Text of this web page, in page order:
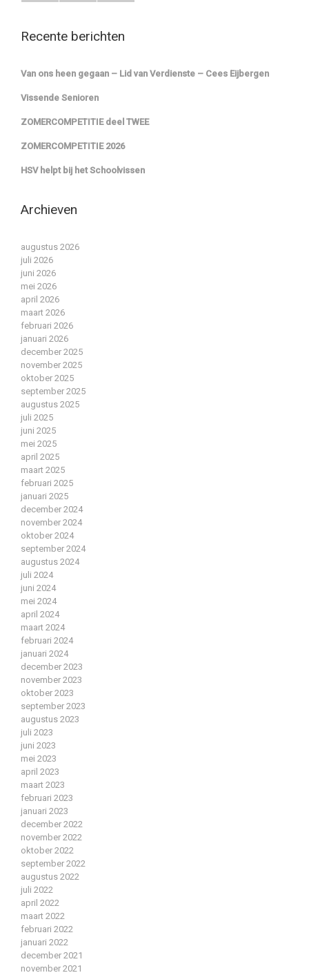
Recente berichten
Van ons heen gegaan – Lid van Verdienste – Cees Eijbergen
Vissende Senioren
ZOMERCOMPETITIE deel TWEE
ZOMERCOMPETITIE 2026
HSV helpt bij het Schoolvissen
Archieven
augustus 2026
juli 2026
juni 2026
mei 2026
april 2026
maart 2026
februari 2026
januari 2026
december 2025
november 2025
oktober 2025
september 2025
augustus 2025
juli 2025
juni 2025
mei 2025
april 2025
maart 2025
februari 2025
januari 2025
december 2024
november 2024
oktober 2024
september 2024
augustus 2024
juli 2024
juni 2024
mei 2024
april 2024
maart 2024
februari 2024
januari 2024
december 2023
november 2023
oktober 2023
september 2023
augustus 2023
juli 2023
juni 2023
mei 2023
april 2023
maart 2023
februari 2023
januari 2023
december 2022
november 2022
oktober 2022
september 2022
augustus 2022
juli 2022
april 2022
maart 2022
februari 2022
januari 2022
december 2021
november 2021